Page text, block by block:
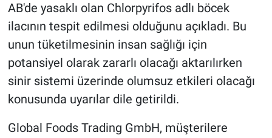
AB'de yasaklı olan Chlorpyrifos adlı böcek
ilacının tespit edilmesi olduğunu açıkladı. Bu
unun tüketilmesinin insan sağlığı için
potansiyel olarak zararlı olacağı aktarılırken
sinir sistemi üzerinde olumsuz etkileri olacağı
konusunda uyarılar dile getirildi.
Global Foods Trading GmbH, müşterilere
Kültür Sanat
Ne demişti
Nedir
Popüler
Programlar